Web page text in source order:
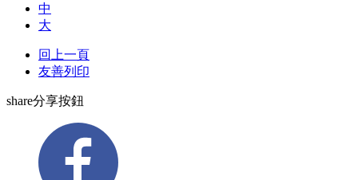
中
大
回上一頁
友善列印
share分享按鈕